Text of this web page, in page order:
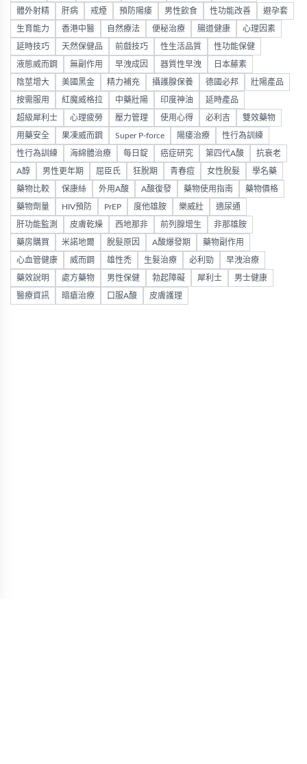
體外射精 肝病 戒煙 預防陽痿 男性飲食 性功能改善 避孕套
生育能力 香港中醫 自然療法 便秘治療 腸道健康 心理因素
延時技巧 天然保健品 前戲技巧 性生活品質 性功能保健
液態威而鋼 無副作用 早洩成因 器質性早洩 日本藤素
陰莖增大 美國黑金 精力補充 攝護腺保養 德國必邦 壯陽產品
按需服用 紅魔威格拉 中藥壯陽 印度神油 延時產品
超級犀利士 心理疲勞 壓力管理 使用心得 必利吉 雙效藥物
用藥安全 果凍威而鋼 Super P-force 陽痿治療 性行為訓練
性行為訓練 海綿體治療 每日錠 癌症研究 第四代A酸 抗衰老
A醇 男性更年期 屈臣氏 狂脫期 青春痘 女性脫髮 學名藥
藥物比較 保康絲 外用A酸 A酸復發 藥物使用指南 藥物價格
藥物劑量 HIV預防 PrEP 度他雄胺 樂威壯 適尿通
肝功能監測 皮膚乾燥 西地那非 前列腺增生 非那雄胺
藥房購買 米諾地爾 脫髮原因 A酸爆發期 藥物副作用
心血管健康 威而鋼 雄性禿 生髮治療 必利勁 早洩治療
藥效說明 處方藥物 男性保健 勃起障礙 犀利士 男士健康
醫療資訊 暗瘡治療 口服A酸 皮膚護理